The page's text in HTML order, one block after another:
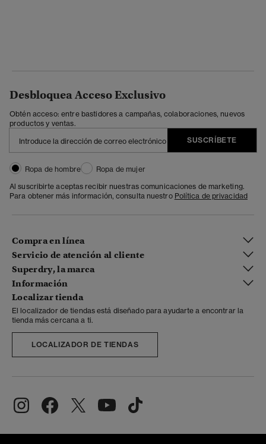
Desbloquea Acceso Exclusivo
Obtén acceso: entre bastidores a campañas, colaboraciones, nuevos
productos y ventas.
SUSCRÍBETE
Ropa de hombre
Ropa de mujer
Al suscribirte aceptas recibir nuestras comunicaciones de marketing.
Para obtener más información, consulta nuestro Política de privacidad
Compra en línea
Servicio de atención al cliente
Superdry, la marca
Información
Localizar tienda
El localizador de tiendas está diseñado para ayudarte a encontrar la
tienda más cercana a ti.
LOCALIZADOR DE TIENDAS